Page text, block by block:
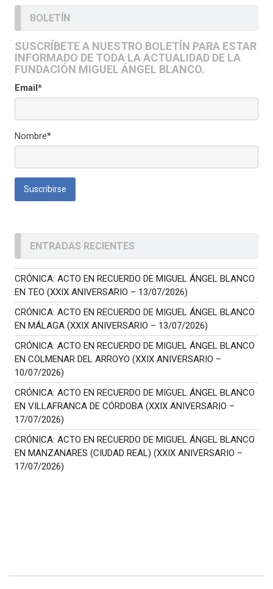
BOLETÍN
SUSCRÍBETE A NUESTRO BOLETÍN PARA ESTAR
INFORMADO DE TODA LA ACTUALIDAD DE LA
FUNDACIÓN MIGUEL ÁNGEL BLANCO.
Email*
Nombre*
ENTRADAS RECIENTES
CRÓNICA: ACTO EN RECUERDO DE MIGUEL ÁNGEL BLANCO
EN TEO (XXIX ANIVERSARIO – 13/07/2026)
CRÓNICA: ACTO EN RECUERDO DE MIGUEL ÁNGEL BLANCO
EN MÁLAGA (XXIX ANIVERSARIO – 13/07/2026)
CRÓNICA: ACTO EN RECUERDO DE MIGUEL ÁNGEL BLANCO
EN COLMENAR DEL ARROYO (XXIX ANIVERSARIO –
10/07/2026)
CRÓNICA: ACTO EN RECUERDO DE MIGUEL ÁNGEL BLANCO
EN VILLAFRANCA DE CÓRDOBA (XXIX ANIVERSARIO –
17/07/2026)
CRÓNICA: ACTO EN RECUERDO DE MIGUEL ÁNGEL BLANCO
EN MANZANARES (CIUDAD REAL) (XXIX ANIVERSARIO –
17/07/2026)